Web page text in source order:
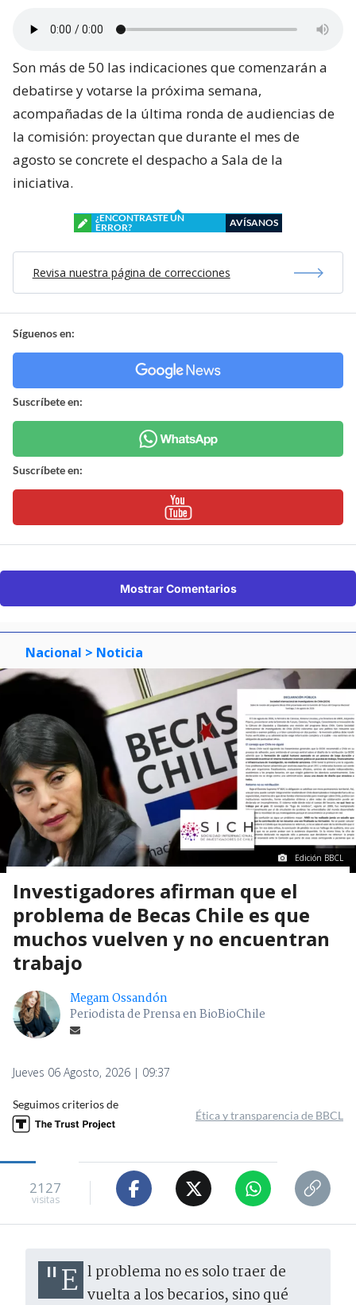
Son más de 50 las indicaciones que comenzarán a
debatirse y votarse la próxima semana,
acompañadas de la última ronda de audiencias de
la comisión: proyectan que durante el mes de
agosto se concrete el despacho a Sala de la
iniciativa.
¿ENCONTRASTE UN
ERROR?
AVÍSANOS
Revisa nuestra página de correcciones
Síguenos en:
Suscríbete en:
Suscríbete en:
Mostrar Comentarios
Nacional > Noticia
Edición BBCL
Investigadores afirman que el
problema de Becas Chile es que
muchos vuelven y no encuentran
trabajo
Megam Ossandón
Periodista de Prensa en BioBioChile
Jueves 06 Agosto, 2026 | 09:37
Seguimos criterios de
Ética y transparencia de BBCL
2127
visitas
"El problema no es solo traer de vuelta a los becarios, sino qué